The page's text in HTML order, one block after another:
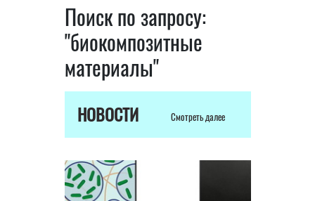
Поиск по запросу:
"биокомпозитные
материалы"
НОВОСТИ Смотреть далее